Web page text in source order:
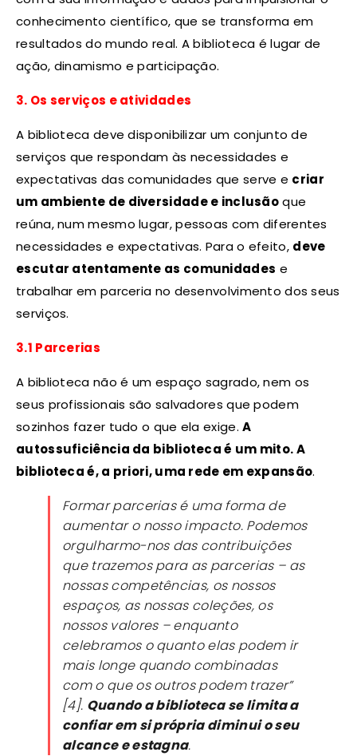
conhecimento científico, que se transforma em
resultados do mundo real. A biblioteca é lugar de
ação, dinamismo e participação.
3. Os serviços e atividades
A biblioteca deve disponibilizar um conjunto de
serviços que respondam às necessidades e
expectativas das comunidades que serve e criar
um ambiente de diversidade e inclusãoque
reúna, num mesmo lugar, pessoas com diferentes
necessidades e expectativas. Para o efeito, deve
escutar atentamente as comunidades e
trabalhar em parceria no desenvolvimento dos seus
serviços.
3.1 Parcerias
A biblioteca não é um espaço sagrado, nem os
seus profissionais são salvadores que podem
sozinhos fazer tudo o que ela exige.A
autossuficiência da biblioteca é um mito. A
biblioteca é, a priori, uma rede em expansão.
Formar parcerias é uma forma de
aumentar o nosso impacto. Podemos
orgulharmo-nos das contribuições
que trazemos para as parcerias – as
nossas competências, os nossos
espaços, as nossas coleções, os
nossos valores – enquanto
celebramos o quanto elas podem ir
mais longe quando combinadas
com o que os outros podem trazer”
[4]. Quando a biblioteca se limita a
confiar em si própria diminui o seu
alcance e estagna.